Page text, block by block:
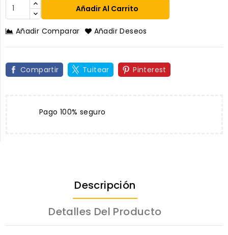
Añadir Al Carrito
Añadir Comparar Añadir Deseos
Compartir Tuitear Pinterest
Pago 100% seguro
Descripción
Detalles Del Producto